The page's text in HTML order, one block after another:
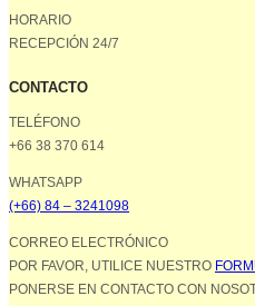
HORARIO
RECEPCIÓN 24/7
CONTACTO
TELÉFONO
+66 38 370 614
WHATSAPP
(+66) 84 – 3241098
CORREO ELECTRÓNICO
POR FAVOR, UTILICE NUESTRO
PONERSE EN CONTACTO CON